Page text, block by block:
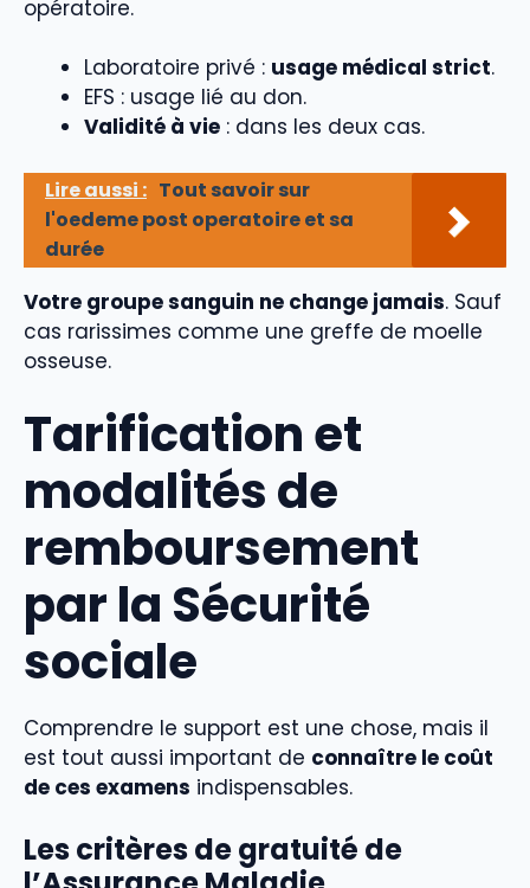
opératoire.
Laboratoire privé : usage médical strict.
EFS : usage lié au don.
Validité à vie : dans les deux cas.
Lire aussi : Tout savoir sur
l'oedeme post operatoire et sa
durée
Votre groupe sanguin ne change jamais. Sauf
cas rarissimes comme une greffe de moelle
osseuse.
Tarification et
modalités de
remboursement
par la Sécurité
sociale
Comprendre le support est une chose, mais il
est tout aussi important de connaître le coût
de ces examens indispensables.
Les critères de gratuité de